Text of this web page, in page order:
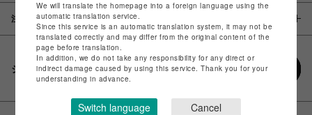
注意事項
シェアする
We will translate the homepage into a foreign language using the
automatic translation service.
Since this service is an automatic translation system, it may not be
translated correctly and may differ from the original content of the
page before translation.
In addition, we do not take any responsibility for any direct or
indirect damage caused by using this service. Thank you for your
understanding in advance.
Switch language Cancel